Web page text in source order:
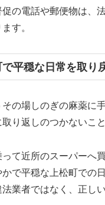
の電話や郵便物は、
す。
平穏な日常を取り
その場しのぎの麻薬に
り返しのつかないこ
って近所のスーパーへ
で平穏な上松町での
業者ではなく、正し